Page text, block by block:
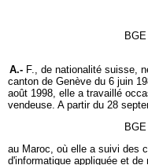
A.- F., de nationalité suisse,
canton de Genève du 6 juin
août 1998, elle a travaillé
vendeuse. A partir du 28
au Maroc, où elle a suivi des
d'informatique appliquée et